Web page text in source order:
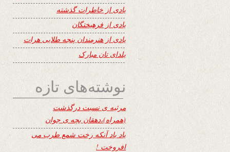
یادی از خاطرات گذشته
یادی از فرهیختگان
یادی از هنرمندان پنجه طلایی هرات
یلدای تان مبارک
نوشته‌های تازه
مرثیه ی نسبت درگذشت
(همراه)،دهقان بچه ی جوان
یاد باد آنکه رخت شمع طرب می
افروخت !